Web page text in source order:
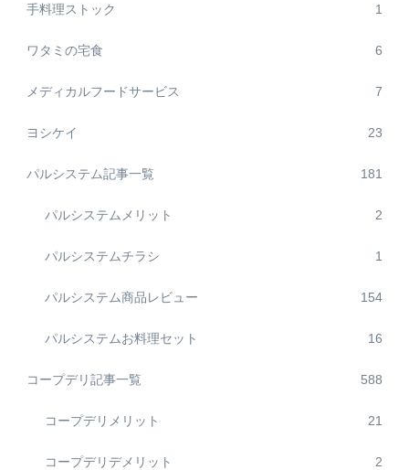
手料理ストック 1
ワタミの宅食 6
メディカルフードサービス 7
ヨシケイ 23
パルシステム記事一覧 181
パルシステムメリット 2
パルシステムチラシ 1
パルシステム商品レビュー 154
パルシステムお料理セット 16
コープデリ記事一覧 588
コープデリメリット 21
コープデリデメリット 2